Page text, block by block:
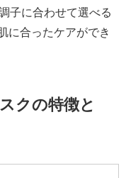
子に合わせて選べる
に合ったケアができ
クの特徴と